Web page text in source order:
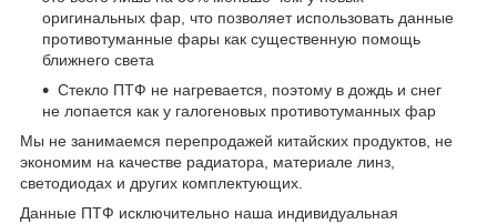
оригинальных фар, что позволяет использовать данные
противотуманные фары как существенную помощь
ближнего света
Стекло ПТФ не нагревается, поэтому в дождь и снег
не лопается как у галогеновых противотуманных фар
Мы не занимаемся перепродажей китайских продуктов, не
экономим на качестве радиатора, материале линз,
светодиодах и других комплектующих.
Данные ПТФ исключительно наша индивидуальная